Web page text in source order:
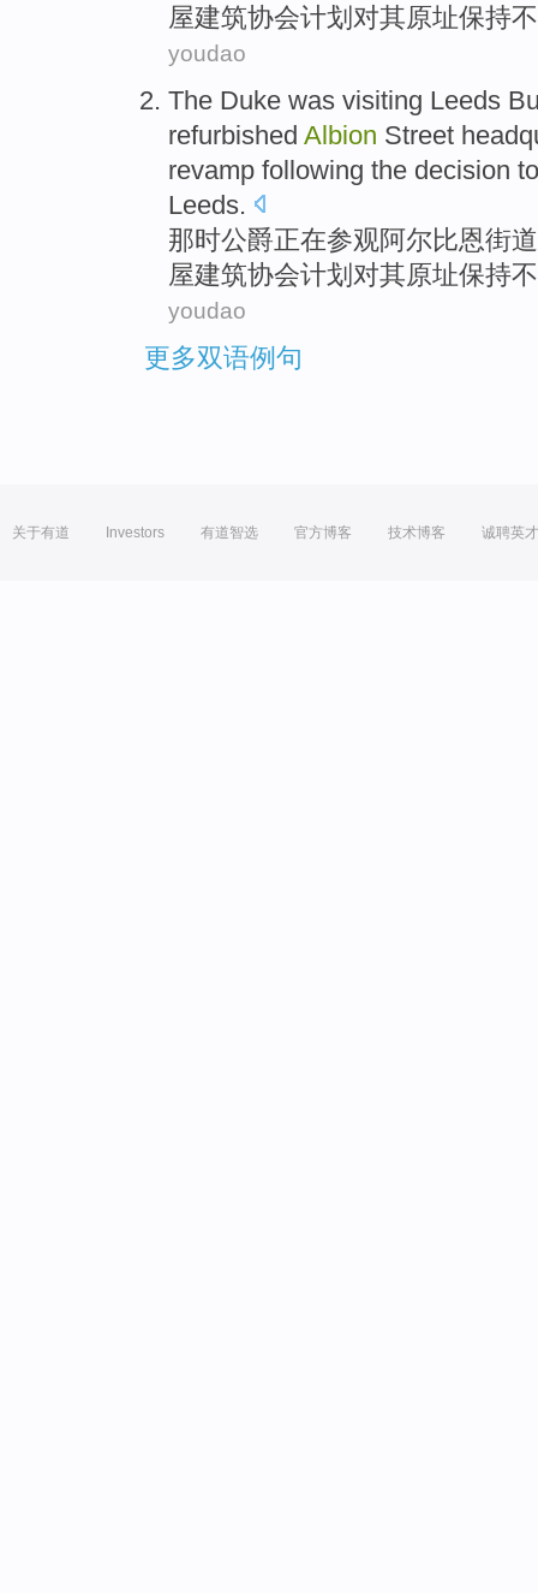
屋建筑协会计划对其原址保持
youdao
The Duke was visiting Leeds
refurbished Albion Street
revamp following the decision
Leeds.
那时公爵正在参观阿尔比恩街道
屋建筑协会计划对其原址保持
youdao
更多双语例句
关于有道 Investors 有道智选 官方博客 技术博客 诚聘英才